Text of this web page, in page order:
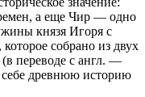
а еще Чир — одно
князя Игоря с
собрано из двух
переводе с англ. —
себе древнюю историю